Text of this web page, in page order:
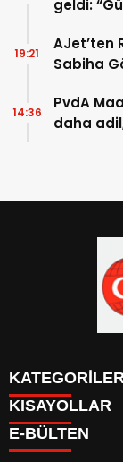
geldi:
AJet’ten
Sabiha
19:21
PvdA
daha
14:36
YAZARLAR
PUAN DURUMU
KISAYOLLAR
KAYIT OL
E-BÜLTEN